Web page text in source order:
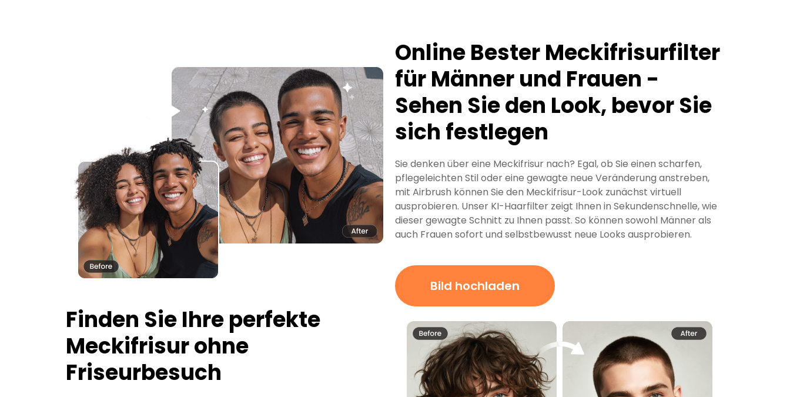
Online Bester Meckifrisurfilter
für Männer und Frauen -
Sehen Sie den Look, bevor Sie
sich festlegen
Sie denken über eine Meckifrisur nach? Egal, ob Sie einen scharfen,
pflegeleichten Stil oder eine gewagte neue Veränderung anstreben,
mit Airbrush können Sie den Meckifrisur-Look zunächst virtuell
ausprobieren. Unser KI-Haarfilter zeigt Ihnen in Sekundenschnelle, wie
dieser gewagte Schnitt zu Ihnen passt. So können sowohl Männer als
auch Frauen sofort und selbstbewusst neue Looks ausprobieren.
Bild hochladen
Finden Sie Ihre perfekte
Meckifrisur ohne
Friseurbesuch